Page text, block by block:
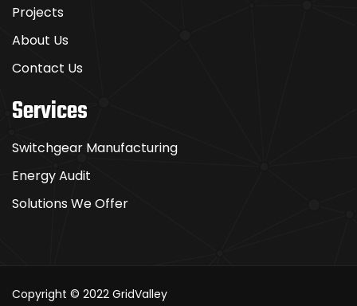
Projects
About Us
Contact Us
Services
Switchgear Manufacturing
Energy Audit
Solutions We Offer
Copyright © 2022 GridValley